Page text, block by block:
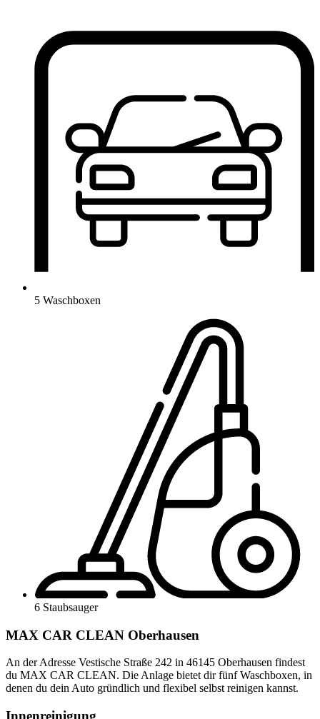
5 Waschboxen
6 Staubsauger
MAX CAR CLEAN Oberhausen
An der Adresse Vestische Straße 242 in 46145 Oberhausen findest
du MAX CAR CLEAN. Die Anlage bietet dir fünf Waschboxen, in
denen du dein Auto gründlich und flexibel selbst reinigen kannst.
Innenreinigung